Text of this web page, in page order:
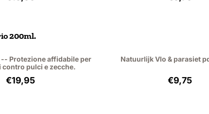
200ml.
Protezione affidabile per
contro pulci e zecche.
Prezzo: 19,95, IVA esclusa: 18,30
€19,95
Natuurlijk Vlo & parasiet
Prezzo:
€9,75